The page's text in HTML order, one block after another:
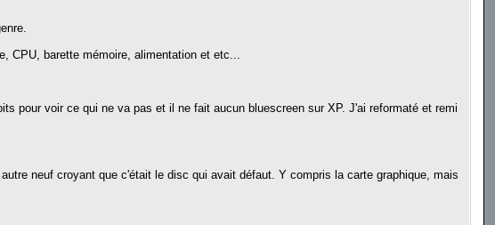
CPU, barette mémoire, alimentation et etc...
pour voir ce qui ne va pas et il ne fait aucun bluescreen sur XP. J'ai reformaté et remi
neuf croyant que c'était le disc qui avait défaut. Y compris la carte graphique, mais